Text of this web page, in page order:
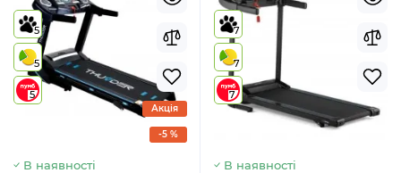
5
5
5
-5 %
Акція
В наявності
7
7
7
В наявності